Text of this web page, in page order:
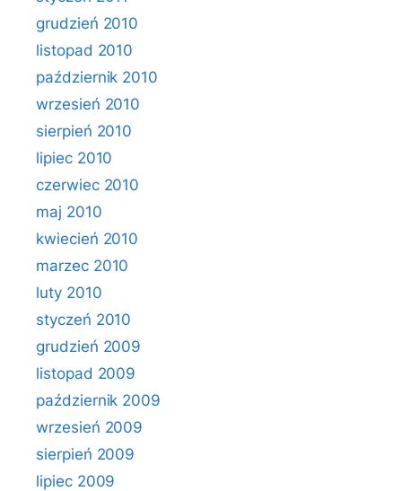
grudzień 2010
listopad 2010
październik 2010
wrzesień 2010
sierpień 2010
lipiec 2010
czerwiec 2010
maj 2010
kwiecień 2010
marzec 2010
luty 2010
styczeń 2010
grudzień 2009
listopad 2009
październik 2009
wrzesień 2009
sierpień 2009
lipiec 2009